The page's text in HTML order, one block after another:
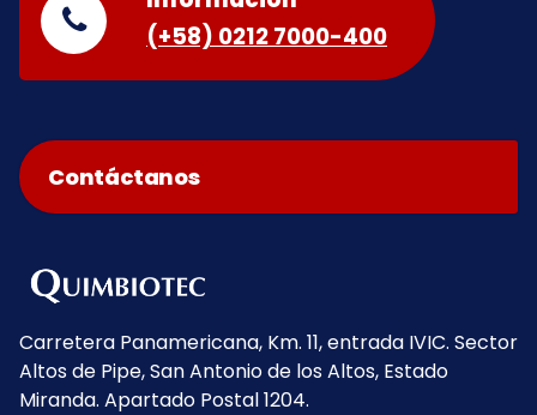
(+58) 0212 7000-400
Contáctanos
Carretera Panamericana, Km. 11, entrada IVIC. Sector
Altos de Pipe, San Antonio de los Altos, Estado
Miranda. Apartado Postal 1204.